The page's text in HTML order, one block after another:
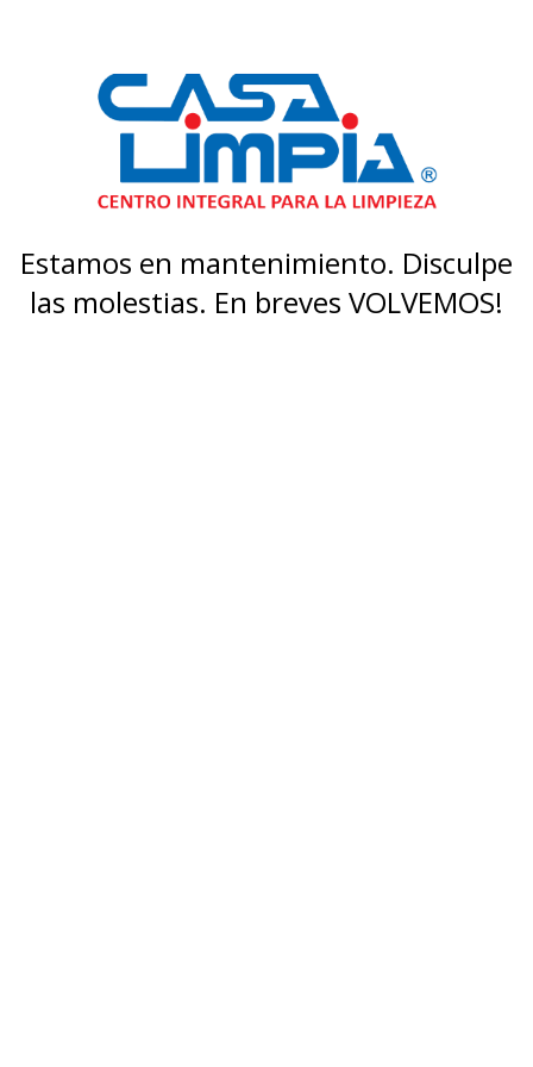
Estamos en mantenimiento. Disculpe
las molestias. En breves VOLVEMOS!